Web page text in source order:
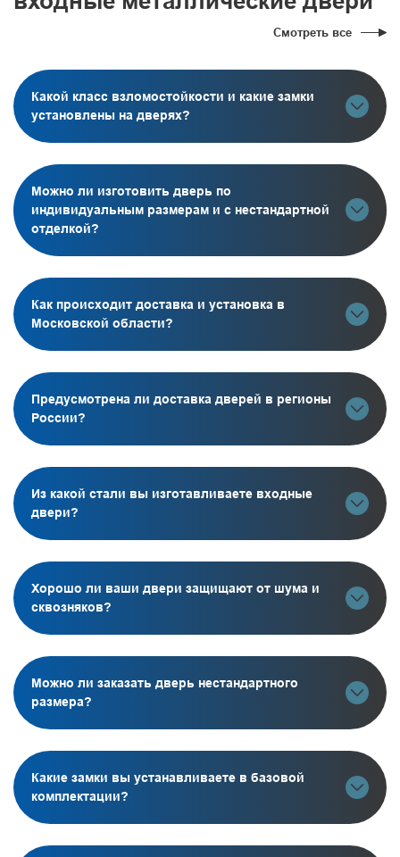
Смотреть все
Какой класс взломостойкости и какие замки
установлены на дверях?
Можно ли изготовить дверь по
индивидуальным размерам и с нестандартной
отделкой?
Как происходит доставка и установка в
Московской области?
Предусмотрена ли доставка дверей в регионы
России?
Из какой стали вы изготавливаете входные
двери?
Хорошо ли ваши двери защищают от шума и
сквозняков?
Можно ли заказать дверь нестандартного
размера?
Какие замки вы устанавливаете в базовой
комплектации?